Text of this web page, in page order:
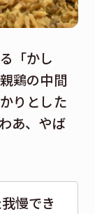
「かし
鶏の中間
りとした
あ、やば
慢でき